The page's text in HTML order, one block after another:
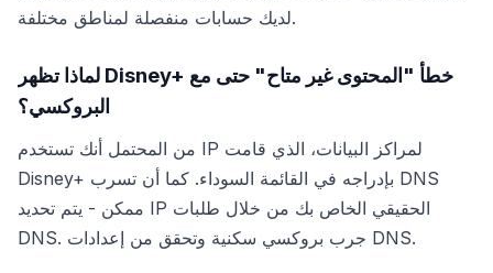
لديك حسابات منفصلة لمناطق مختلفة.
لماذا تظهر Disney+ خطأ "المحتوى غير متاح" حتى مع
البروكسي؟
من المحتمل أنك تستخدم IP لمراكز البيانات، الذي قامت
Disney+ بإدراجه في القائمة السوداء. كما أن تسرب DNS
ممكن - يتم تحديد IP الحقيقي الخاص بك من خلال طلبات
DNS. جرب بروكسي سكنية وتحقق من إعدادات DNS.